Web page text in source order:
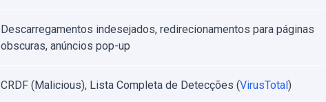
Descarregamentos indesejados, redirecionamentos para páginas
obscuras, anúncios pop-up
CRDF (Malicious), Lista Completa de Detecções (VirusTotal)